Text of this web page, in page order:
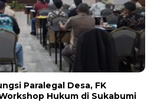
Paralegal Desa, FK
Hukum di Sukabumi